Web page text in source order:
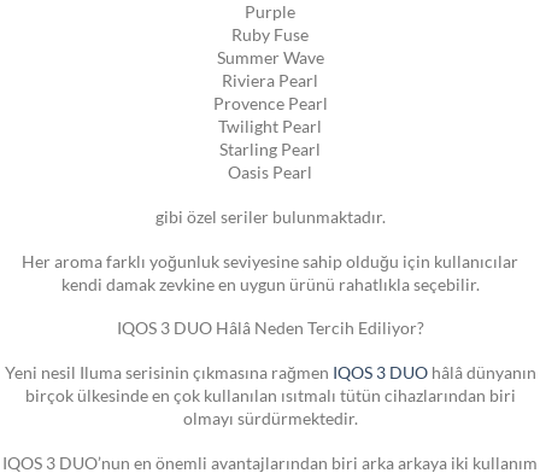
Purple
Ruby Fuse
Summer Wave
Riviera Pearl
Provence Pearl
Twilight Pearl
Starling Pearl
Oasis Pearl
gibi özel seriler bulunmaktadır.
Her aroma farklı yoğunluk seviyesine sahip olduğu için kullanıcılar
kendi damak zevkine en uygun ürünü rahatlıkla seçebilir.
IQOS 3 DUO Hâlâ Neden Tercih Ediliyor?
Yeni nesil Iluma serisinin çıkmasına rağmen IQOS 3 DUOhâlâ dünyanın
birçok ülkesinde en çok kullanılan ısıtmalı tütün cihazlarından biri
olmayı sürdürmektedir.
IQOS 3 DUO’nun en önemli avantajlarından biri arka arkaya iki kullanım